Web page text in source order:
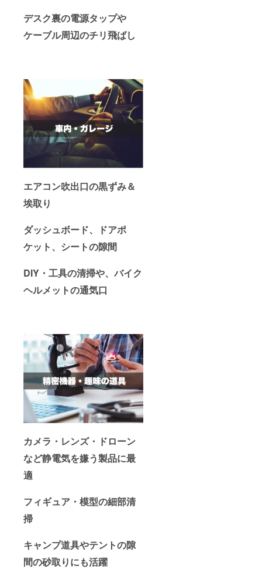
デスク裏の電源タップや
ケーブル周辺のチリ飛ばし
エアコン吹出口の黒ずみ＆
埃取り
ダッシュボード、ドアポ
ケット、シートの隙間
DIY・工具の清掃や、バイク
ヘルメットの通気口
カメラ・レンズ・ドローン
など静電気を嫌う製品に最
適
フィギュア・模型の細部清
掃
キャンプ道具やテントの隙
間の砂取りにも活躍